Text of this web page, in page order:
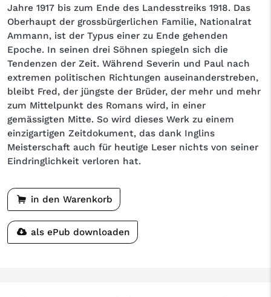
Jahre 1917 bis zum Ende des Landesstreiks 1918. Das
Oberhaupt der grossbürgerlichen Familie, Nationalrat
Ammann, ist der Typus einer zu Ende gehenden
Epoche. In seinen drei Söhnen spiegeln sich die
Tendenzen der Zeit. Während Severin und Paul nach
extremen politischen Richtungen auseinanderstreben,
bleibt Fred, der jüngste der Brüder, der mehr und mehr
zum Mittelpunkt des Romans wird, in einer
gemässigten Mitte. So wird dieses Werk zu einem
einzigartigen Zeitdokument, das dank Inglins
Meisterschaft auch für heutige Leser nichts von seiner
Eindringlichkeit verloren hat.
in den Warenkorb
als ePub downloaden